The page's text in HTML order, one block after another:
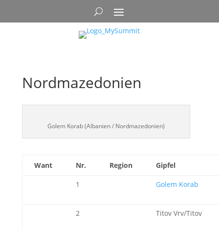
Nordmazedonien
Golem Korab (Albanien / Nordmazedonien)
Want Nr. Region Gipfel
1 Golem Korab
2 Titov Vrv/Titov